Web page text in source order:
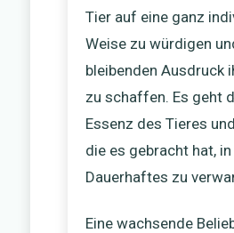
Tier auf eine ganz
Weise zu würdigen
bleibenden Ausdruck
zu schaffen. Es geht
Essenz des Tieres
die es gebracht hat,
Dauerhaftes zu
Eine wachsende